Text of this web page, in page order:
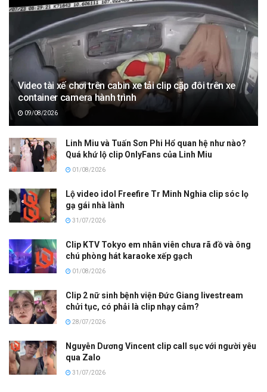
Video tài xế chơi trên cabin xe tải clip cặp đôi trên xe
container camera hành trình
09/08/2026
Linh Miu và Tuấn Sơn Phi Hổ quan hệ như nào?
Quá khứ lộ clip OnlyFans của Linh Miu
01/08/2026
Lộ video idol Freefire Tr Minh Nghia clip sóc lọ
gạ gái nhà lành
31/07/2026
Clip KTV Tokyo em nhân viên chưa rã đồ và ông
chú phòng hát karaoke xếp gạch
01/08/2026
Clip 2 nữ sinh bệnh viện Đức Giang livestream
chửi tục, có phải là clip nhạy cảm?
28/07/2026
Nguyễn Dương Vincent clip call sục với người yêu
qua Zalo
31/07/2026